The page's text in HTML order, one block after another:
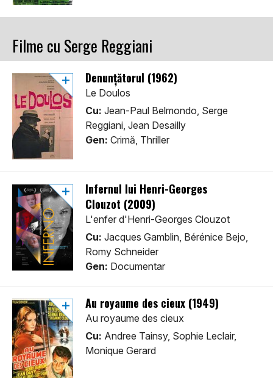
Filme cu Serge Reggiani
Denunţătorul (1962)
Le Doulos
Cu: Jean-Paul Belmondo, Serge
Reggiani, Jean Desailly
Gen: Crimă, Thriller
Infernul lui Henri-Georges
Clouzot (2009)
L'enfer d'Henri-Georges Clouzot
Cu: Jacques Gamblin, Bérénice Bejo,
Romy Schneider
Gen: Documentar
Au royaume des cieux (1949)
Au royaume des cieux
Cu: Andree Tainsy, Sophie Leclair,
Monique Gerard